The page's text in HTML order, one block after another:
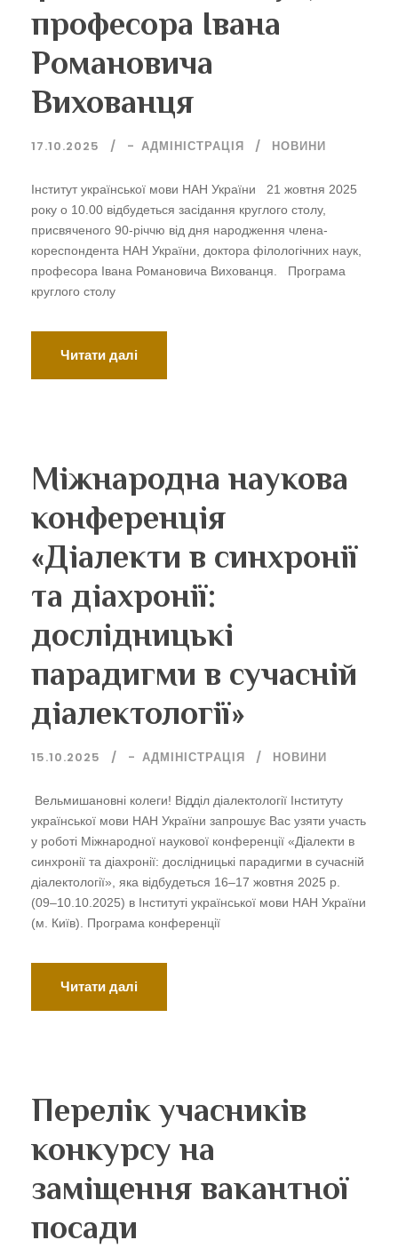
професора Івана
Романовича
Вихованця
17.10.2025 - АДМІНІСТРАЦІЯ НОВИНИ
Інститут української мови НАН України 21 жовтня 2025
року о 10.00 відбудеться засідання круглого столу,
присвяченого 90-річчю від дня народження члена-
кореспондента НАН України, доктора філологічних наук,
професора Івана Романовича Вихованця. Програма
круглого столу
Читати далі
Міжнародна наукова
конференція
«Діалекти в синхронії
та діахронії:
дослідницькі
парадигми в сучасній
діалектології»
15.10.2025 - АДМІНІСТРАЦІЯ НОВИНИ
Вельмишановні колеги! Відділ діалектології Інституту
української мови НАН України запрошує Вас узяти участь
у роботі Міжнародної наукової конференції «Діалекти в
синхронії та діахронії: дослідницькі парадигми в сучасній
діалектології», яка відбудеться 16–17 жовтня 2025 р.
(09–10.10.2025) в Інституті української мови НАН України
(м. Київ). Програма конференції
Читати далі
Перелік учасників
конкурсу на
заміщення вакантної
посади